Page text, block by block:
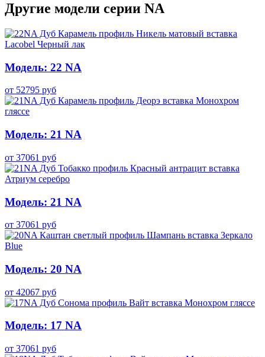
Другие модели серии NA
Модель: 22 NA
от 52795 руб
Модель: 21 NA
от 37061 руб
Модель: 21 NA
от 37061 руб
Модель: 20 NA
от 42067 руб
Модель: 17 NA
от 37061 руб